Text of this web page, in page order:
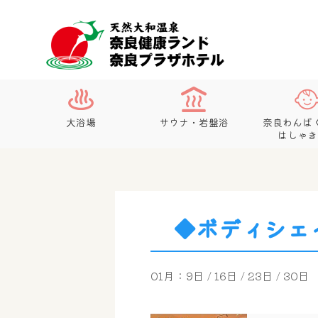
大浴場 サウナ・岩盤浴
奈良わんぱ
はしゃ
◆ボディシェ
01月：9日 / 16日 / 23日 / 30日